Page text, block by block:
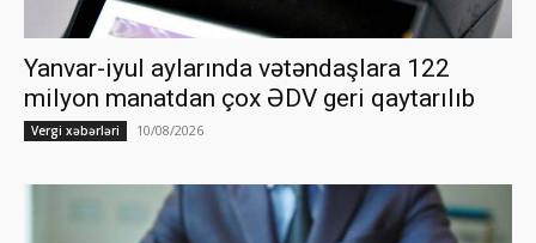
Yanvar-iyul aylarında vətəndaşlara 122
milyon manatdan çox ƏDV geri qaytarılıb
Vergi xəbərləri 10/08/2026